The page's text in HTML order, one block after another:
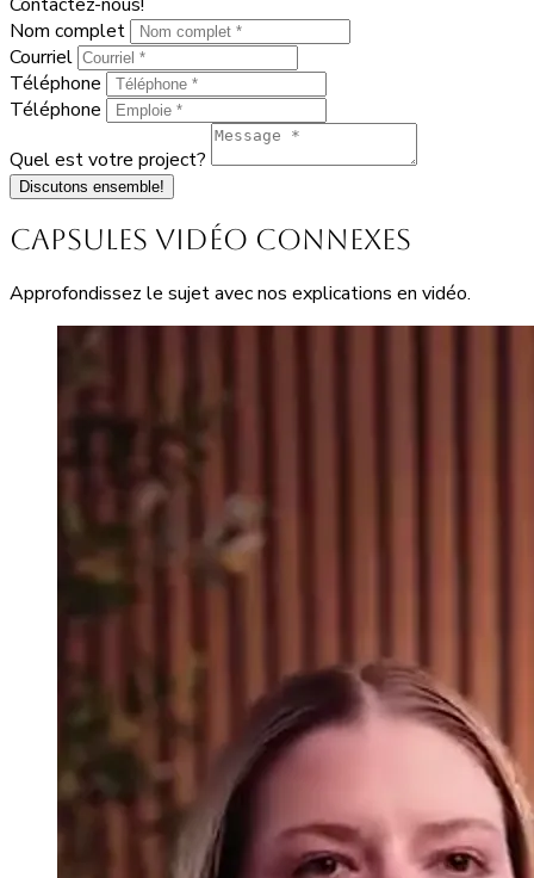
Nom complet
Courriel
Téléphone
Téléphone
Quel est votre project?
Discutons ensemble!
Capsules vidéo connexes
Approfondissez le sujet avec nos explications en vidéo.